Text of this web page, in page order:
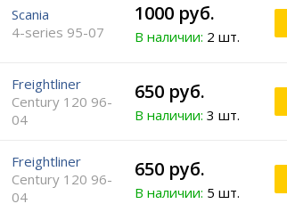
Scania
4-series 95-07
1000 руб.
В наличии: 2 шт.
Freightliner
Century 120 96-
04
650 руб.
В наличии: 3 шт.
Freightliner
Century 120 96-
04
650 руб.
В наличии: 5 шт.